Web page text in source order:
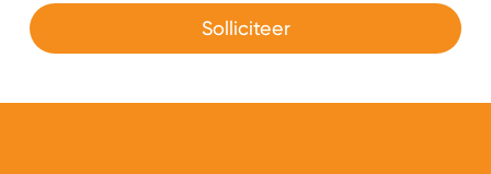
Solliciteer